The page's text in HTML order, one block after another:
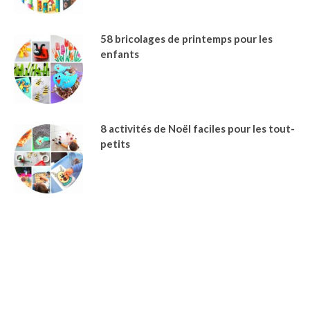
58 bricolages de printemps pour les
enfants
8 activités de Noël faciles pour les tout-
petits